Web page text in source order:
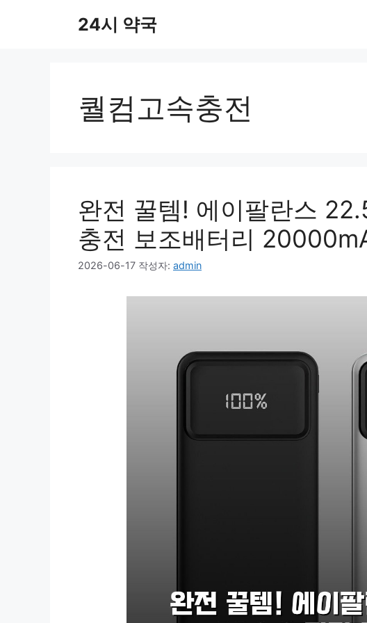
24시 약국
퀄컴고속충전
완전 꿀템! 에이팔란스
충전 보조배터리
2026-06-17 작성자: admin